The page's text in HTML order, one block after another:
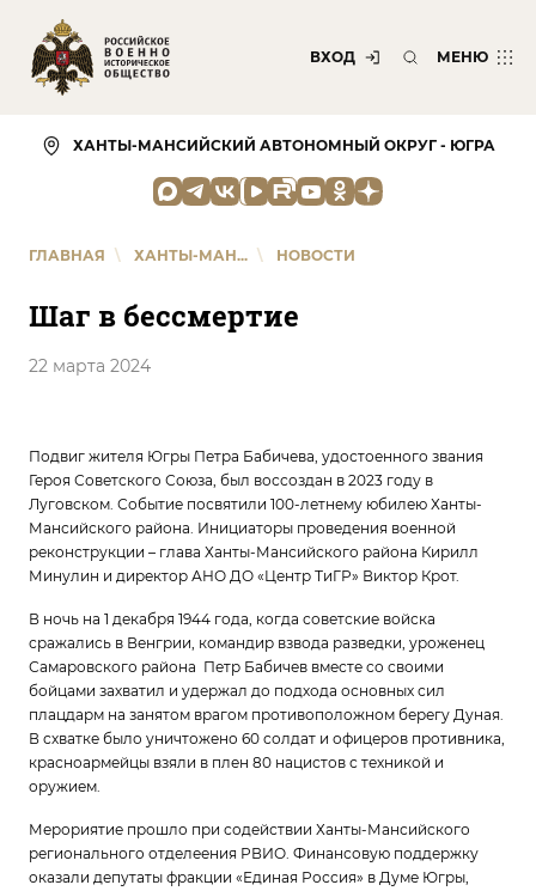
ВХОД МЕНЮ
ХАНТЫ-МАНСИЙСКИЙ АВТОНОМНЫЙ ОКРУГ - ЮГРА
ГЛАВНАЯ \ ХАНТЫ-МАН... \ НОВОСТИ
Шаг в бессмертие
22 марта 2024
Подвиг жителя Югры Петра Бабичева, удостоенного звания
Героя Советского Союза, был воссоздан в 2023 году в
Луговском. Событие посвятили 100-летнему юбилею Ханты-
Мансийского района. Инициаторы проведения военной
реконструкции – глава Ханты-Мансийского района Кирилл
Минулин и директор АНО ДО «Центр ТиГР» Виктор Крот.
В ночь на 1 декабря 1944 года, когда советские войска
сражались в Венгрии, командир взвода разведки, уроженец
Самаровского района Петр Бабичев вместе со своими
бойцами захватил и удержал до подхода основных сил
плацдарм на занятом врагом противоположном берегу Дуная.
В схватке было уничтожено 60 солдат и офицеров противника,
красноармейцы взяли в плен 80 нацистов с техникой и
оружием.
Мерориятие прошло при содействии Ханты-Мансийского
регионального отделеения РВИО. Финансовую поддержку
оказали депутаты фракции «Единая Россия» в Думе Югры,